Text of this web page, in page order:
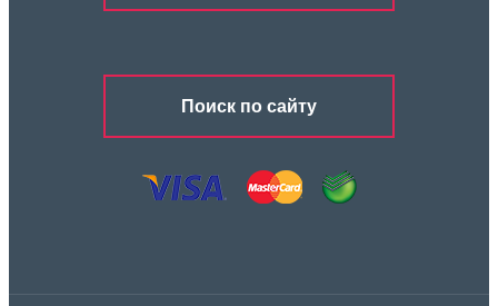
Поиск по сайту